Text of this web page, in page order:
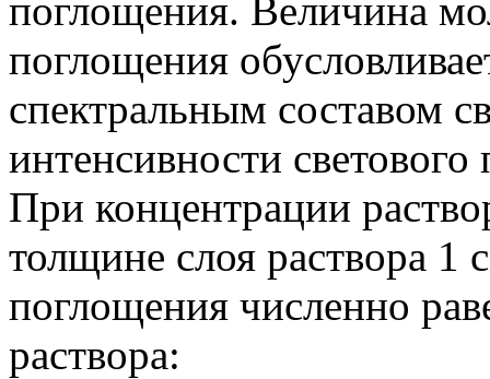
поглощения. Величина
поглощения
спектральным составом
интенсивности светового
При концентрации
толщине слоя раствора
поглощения численно
раствора: